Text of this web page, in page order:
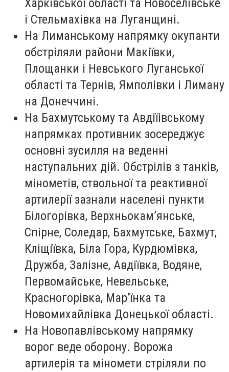
Харківської області та Новоселівське
і Стельмахівка на Луганщині.
На Лиманському напрямку окупанти
обстріляли райони Макіївки,
Площанки і Невського Луганської
області та Тернів, Ямполівки і Лиману
на Донеччині.
На Бахмутському та Авдіїівському
напрямках противник зосереджує
основні зусилля на веденні
наступальних дій. Обстрілів з танків,
мінометів, ствольної та реактивної
артилерії зазнали населені пункти
Білогорівка, Верхньокам’янське,
Спірне, Соледар, Бахмутське, Бахмут,
Кліщіївка, Біла Гора, Курдюмівка,
Дружба, Залізне, Авдіївка, Водяне,
Первомайське, Невельське,
Красногорівка, Мар’їнка та
Новомихайлівка Донецької області.
На Новопавлівському напрямку
ворог веде оборону. Ворожа
артилерія та міномети стріляли по